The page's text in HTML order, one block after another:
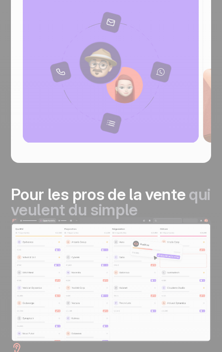
Pour les pros de la vente qui
veulent du simple